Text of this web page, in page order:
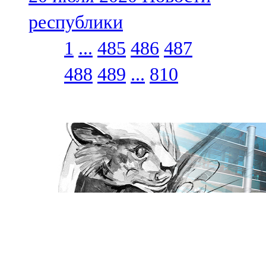
республики
1 ... 485 486 487
488 489 ... 810